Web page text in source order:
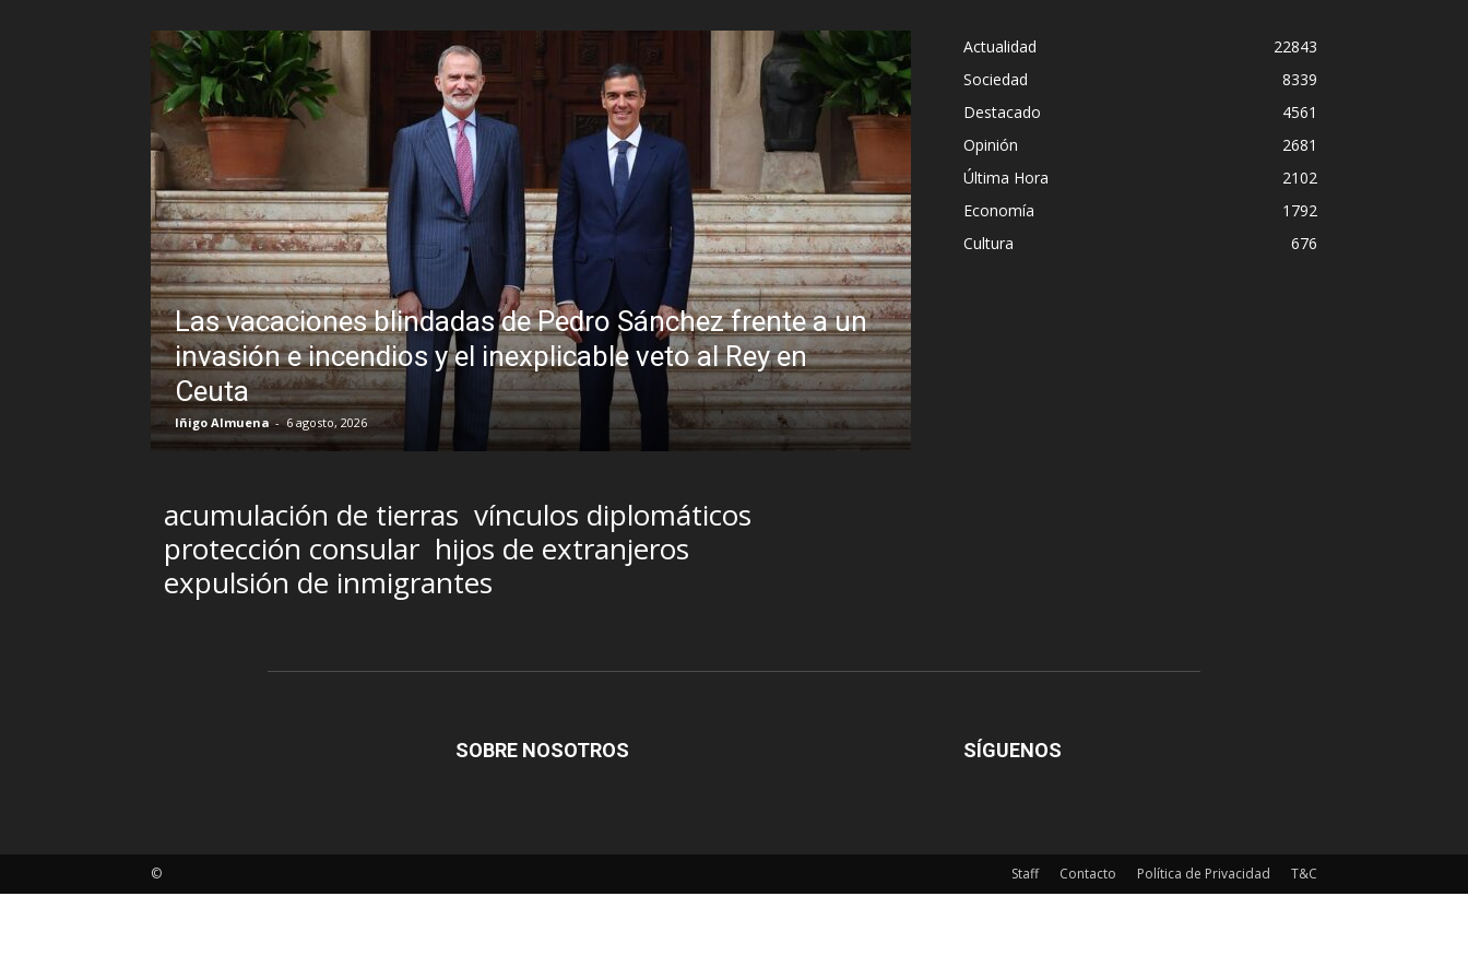
de Pedro Sánchez frente a un
y el inexplicable veto al Rey en
Sin disimulo: la peligrosa promiscuidad institucional en
Brasil y la sombra del Foro de São Paulo
5 agosto, 2026
acumulación de tierras vínculos diplomáticos
protección consular hijos de extranjeros
expulsión de inmigrantes
Actualidad
22843
Sociedad
8339
Destacado
4561
Opinión
2681
Última Hora
2102
Economía
1792
Cultura
676
SOBRE NOSOTROS SÍGUENOS
Staff Contacto Política de Privacidad T&C
©